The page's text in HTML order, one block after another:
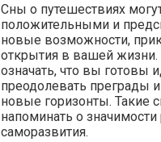
Сны о путешествиях
положительными и
новые возможности,
открытия в вашей жизни.
означать, что вы готовы
преодолевать преграды и
новые горизонты. Такие
напоминать о значимости
саморазвития.